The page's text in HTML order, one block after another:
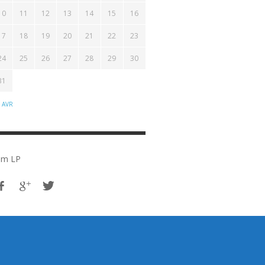
11 12 13 14 15 16
18 19 20 21 22 23
25 26 27 28 29 30
LP